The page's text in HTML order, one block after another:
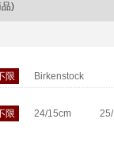
)
限
Birkenstock
限
24/15cm